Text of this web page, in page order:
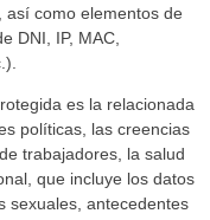
como elementos de
DNI, IP, MAC,
es la relacionada
políticas, las creencias
trabajadores, la salud
que incluye los datos
sexuales, antecedentes